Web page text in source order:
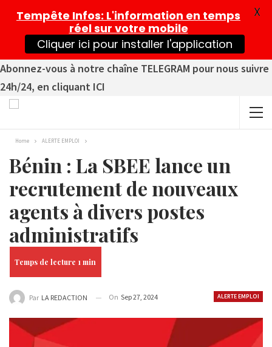
Abonnez-vous à notre chaîne TELEGRAM pour nous suivre
24h/24, en cliquant ICI
Home ALERTE EMPLOI
Bénin : La SBEE lance un
recrutement de nouveaux
agents à divers postes
administratifs
ALERTE EMPLOI
Par LA REDACTION On Sep 27, 2024
Tempête Infos: L'information en temps
réel sur votre mobile
Cliquer ici pour installer l'application
X